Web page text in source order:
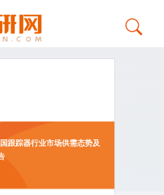
跟踪器行业市场供需态势及